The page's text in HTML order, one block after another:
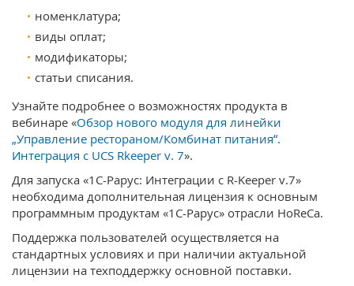
номенклатура;
виды оплат;
модификаторы;
статьи списания.
Узнайте подробнее о возможностях продукта в
вебинаре «Обзор нового модуля для линейки
„Управление рестораном/Комбинат питания“.
Интеграция с UCS Rkeeper v. 7».
Для запуска «1С-Рарус: Интеграции с R-Keeper v.7»
необходима дополнительная лицензия к основным
программным продуктам «1С-Рарус» отрасли HoReCa.
Поддержка пользователей осуществляется на
стандартных условиях и при наличии актуальной
лицензии на техподдержку основной поставки.